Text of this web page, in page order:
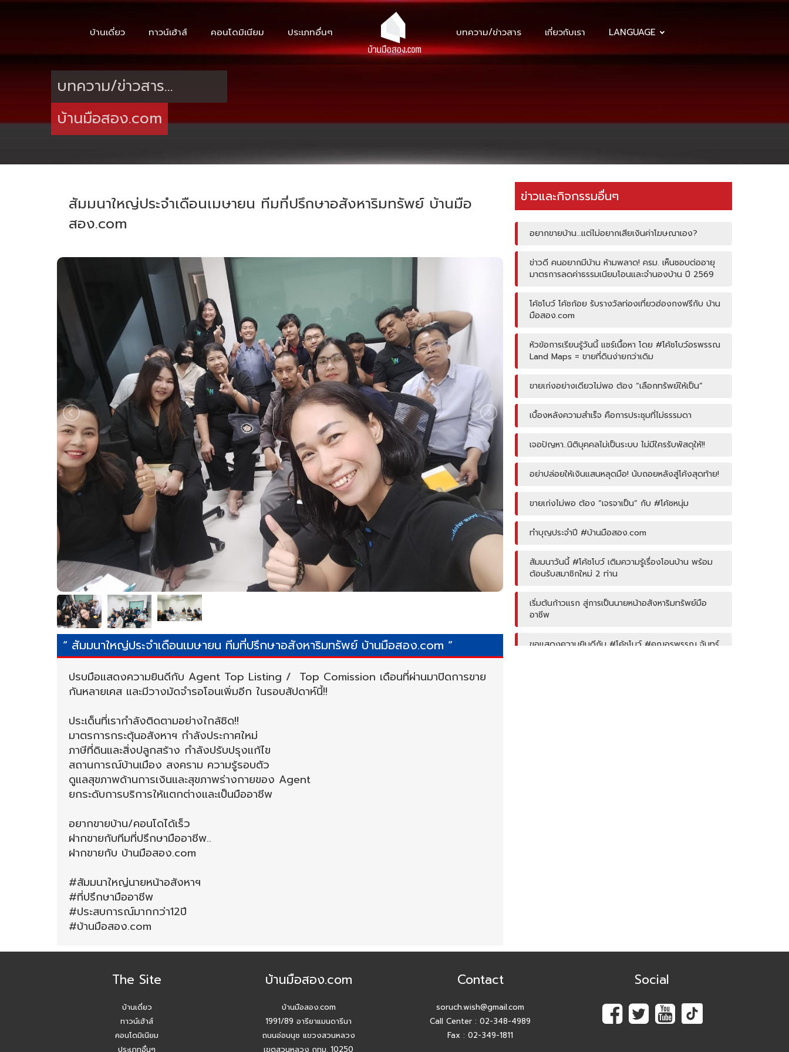
บ้านเดี่ยว ทาวน์เฮ้าส์ คอนโดมิเนียม ประเภทอื่นๆ บทความ/ข่าวสาร เกี่ยวกับเรา LANGUAGE
บทความ/ข่าวสาร...
บ้านมือสอง.com
สัมมนาใหญ่ประจำเดือนเมษายน ทีมที่ปรึกษาอสังหาริมทรัพย์ บ้านมือ
สอง.com
“ สัมมนาใหญ่ประจำเดือนเมษายน ทีมที่ปรึกษาอสังหาริมทรัพย์ บ้านมือสอง.com ”
ปรบมือแสดงความยินดีกับ Agent Top Listing / Top Comission เดือนที่ผ่านมาปิดการขาย
กันหลายเคส และมีวางมัดจำรอโอนเพิ่มอีก ในรอบสัปดาห์นี้!!
ประเด็นที่เรากำลังติดตามอย่างใกล้ชิด!!
มาตรการกระตุ้นอสังหาฯ กำลังประกาศใหม่
ภาษีที่ดินและสิ่งปลูกสร้าง กำลังปรับปรุงแก้ไข
สถานการณ์บ้านเมือง สงคราม ความรู้รอบตัว
ดูแลสุขภาพด้านการเงินและสุขภาพร่างกายของ Agent
ยกระดับการบริการให้แตกต่างและเป็นมืออาชีพ
อยากขายบ้าน/คอนโดได้เร็ว
ฝากขายกับทีมที่ปรึกษามืออาชีพ..
ฝากขายกับ บ้านมือสอง.com
#สัมมนาใหญ่นายหน้าอสังหาฯ
#ที่ปรึกษามืออาชีพ
#ประสบการณ์มากกว่า12ปี
#บ้านมือสอง.com
ข่าวและกิจกรรมอื่นๆ
อยากขายบ้าน…แต่ไม่อยากเสียเงินค่าโฆษณาเอง?
ข่าวดี คนอยากมีบ้าน ห้ามพลาด! ครม. เห็นชอบต่ออายุ
มาตรการลดค่าธรรมเนียมโอนและจำนองบ้าน ปี 2569
โค้ชโบว์ โค้ชก้อย รับรางวัลท่องเที่ยวฮ่องกงฟรีกับ บ้าน
มือสอง.com
หัวข้อการเรียนรู้วันนี้ แชร์เนื้อหา โดย #โค้ชโบว์อรพรรณ
Land Maps = ขายที่ดินง่ายกว่าเดิม
ขายเก่งอย่างเดียวไม่พอ ต้อง “เลือกทรัพย์ให้เป็น”
เบื้องหลังความสำเร็จ คือการประชุมที่ไม่ธรรมดา
เจอปัญหา..นิติบุคคลไม่เป็นระบบ ไม่มีใครรับพัสดุให้!!
อย่าปล่อยให้เงินแสนหลุดมือ! นับถอยหลังสู่โค้งสุดท้าย!
ขายเก่งไม่พอ ต้อง “เจรจาเป็น” กับ #โค้ชหนุ่ม
ทำบุญประจำปี #บ้านมือสอง.com
สัมมนาวันนี้ #โค้ชโบว์ เติมความรู้เรื่องโอนบ้าน พร้อม
ต้อนรับสมาชิกใหม่ 2 ท่าน
เริ่มต้นก้าวแรก สู่การเป็นนายหน้าอสังหาริมทรัพย์มือ
อาชีพ
ขอแสดงความยินดีกับ #โค้ชโบว์ #คุณอรพรรณ จันทร์
เรื่อง ใบอนุญาตก่อสร้าง
The Site
บ้านเดี่ยว
ทาวน์เฮ้าส์
คอนโดมิเนียม
ประเภทอื่นๆ
บ้านมือสอง.com
บ้านมือสอง.com
1991/89 อารียาแมนดารีนา
ถนนอ่อนนุช แขวงสวนหลวง
เขตสวนหลวง กทม. 10250
Contact
soruch.wish@gmail.com
Call Center :02-348-4989
Fax : 02-349-1811
Social